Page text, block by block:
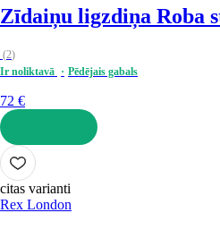
Zīdaiņu ligzdiņa Roba
(2)
Ir noliktavā
Pēdējais gabals
72 €
LIKT GROZĀ
citas varianti
Rex London